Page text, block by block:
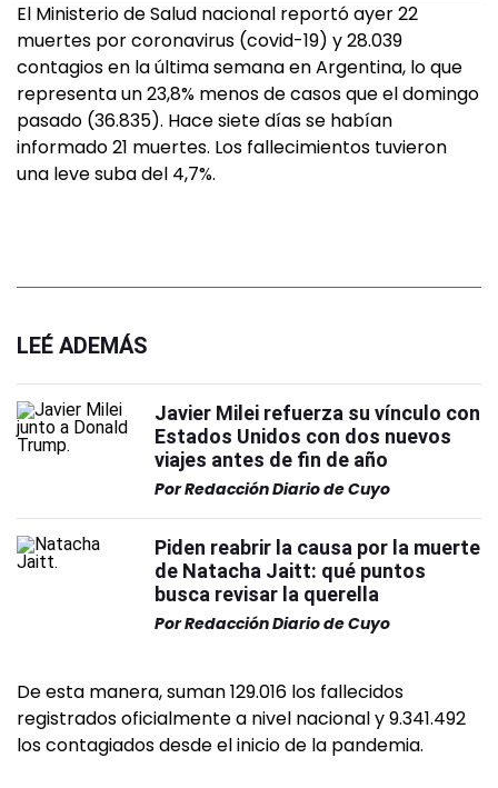
El Ministerio de Salud nacional reportó ayer 22
muertes por coronavirus (covid-19) y 28.039
contagios en la última semana en Argentina, lo que
representa un 23,8% menos de casos que el domingo
pasado (36.835). Hace siete días se habían
informado 21 muertes. Los fallecimientos tuvieron
una leve suba del 4,7%.
LEÉ ADEMÁS
Javier Milei refuerza su vínculo con
Estados Unidos con dos nuevos
viajes antes de fin de año
PorRedacción Diario de Cuyo
Piden reabrir la causa por la muerte
de Natacha Jaitt: qué puntos
busca revisar la querella
PorRedacción Diario de Cuyo
De esta manera, suman 129.016 los fallecidos
registrados oficialmente a nivel nacional y 9.341.492
los contagiados desde el inicio de la pandemia.